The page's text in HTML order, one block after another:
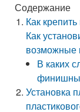
Содержание
Как
Как
возможные
В каких
Установка